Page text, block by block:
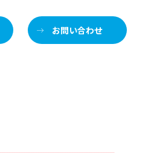
お問い合わせ